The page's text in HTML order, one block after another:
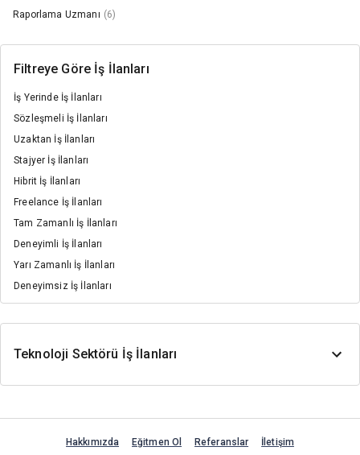
Raporlama Uzmanı (6)
Filtreye Göre İş İlanları
İş Yerinde İş İlanları
Sözleşmeli İş İlanları
Uzaktan İş İlanları
Stajyer İş İlanları
Hibrit İş İlanları
Freelance İş İlanları
Tam Zamanlı İş İlanları
Deneyimli İş İlanları
Yarı Zamanlı İş İlanları
Deneyimsiz İş İlanları
Teknoloji Sektörü İş İlanları
Hakkımızda Eğitmen Ol Referanslar
İletişim